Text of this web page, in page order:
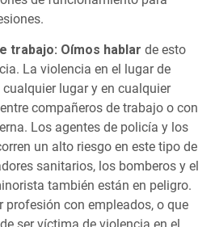
trabajo: Oímos hablar de esto
La violencia en el lugar de
lugar y en cualquier
compañeros de trabajo o con
Los agentes de policía y los
un alto riesgo en este tipo de
sanitarios, los bomberos y el
también están en peligro.
profesión con empleados, o que